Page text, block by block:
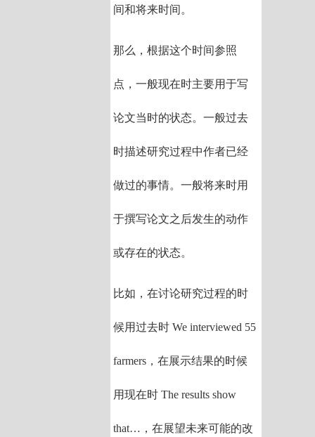
间和将来时间。
那么，根据这个时间参照
点，一般现在时主要用于写
论文当时的状态。一般过去
时描述研究过程中作者已经
做过的事情。一般将来时用
于撰写论文之后发生的动作
或存在的状态。
比如，在讨论研究过程的时
候用过去时 We interviewed 55
farmers，在展示结果的时候
用现在时 The results show
that…，在展望未来可能的改